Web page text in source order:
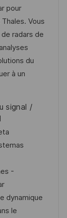
pour
Vous
radars de
du
à un
signal /
-
dynamique
le